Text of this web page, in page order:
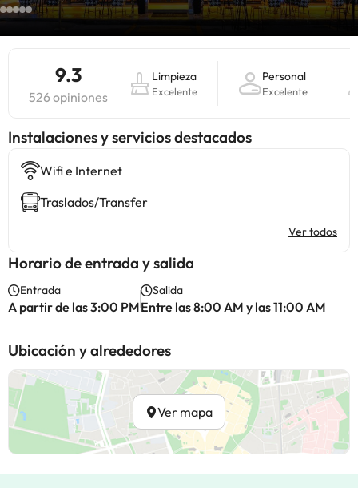
9.3
526 opiniones
Limpieza
Excelente
Personal
Excelente
Instalaciones y servicios destacados
Wifi e Internet
Traslados/Transfer
Ver todos
Horario de entrada y salida
Entrada
A partir de las 3:00 PM
Salida
Entre las 8:00 AM y las 11:00 AM
Ubicación y alrededores
Ver mapa